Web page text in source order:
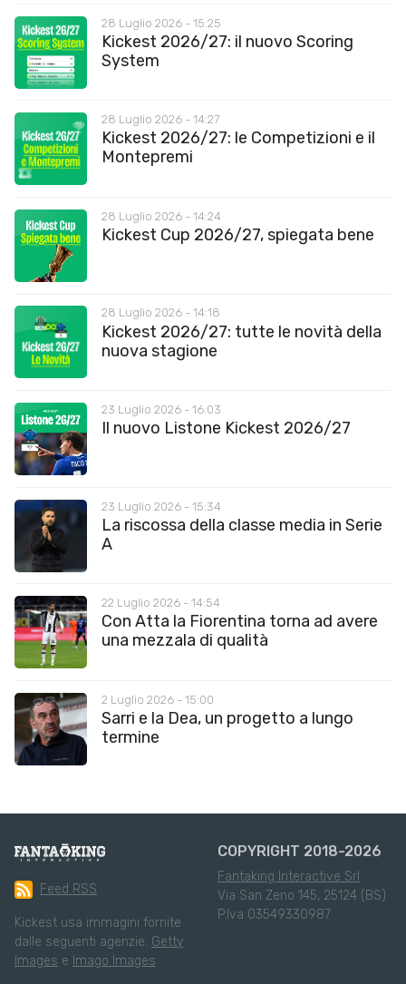
28 Luglio 2026 - 15:25
Kickest 2026/27: il nuovo Scoring
System
28 Luglio 2026 - 14:27
Kickest 2026/27: le Competizioni e il
Montepremi
28 Luglio 2026 - 14:24
Kickest Cup 2026/27, spiegata bene
28 Luglio 2026 - 14:18
Kickest 2026/27: tutte le novità della
nuova stagione
23 Luglio 2026 - 16:03
Il nuovo Listone Kickest 2026/27
23 Luglio 2026 - 15:34
La riscossa della classe media in Serie
A
22 Luglio 2026 - 14:54
Con Atta la Fiorentina torna ad avere
una mezzala di qualità
2 Luglio 2026 - 15:00
Sarri e la Dea, un progetto a lungo
termine
Feed RSS
Kickest usa immagini fornite
dalle seguenti agenzie: Getty
Images e Imago Images
COPYRIGHT 2018-2026
Fantaking Interactive Srl
Via San Zeno 145, 25124 (BS)
P.Iva 03549330987